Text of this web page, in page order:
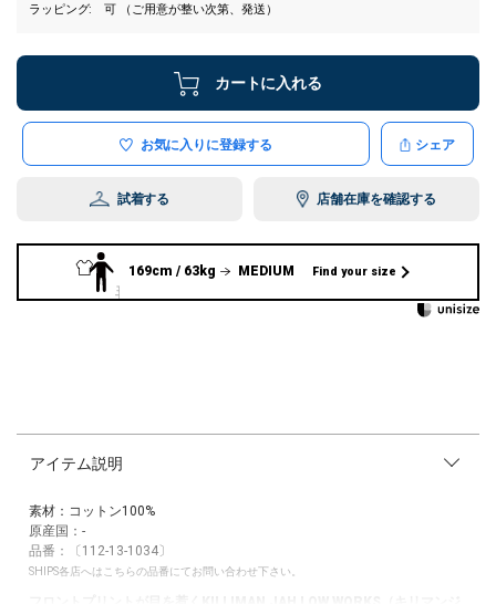
ラッピング
可 （ご用意が整い次第、発送）
カートに入れる
お気に入りに登録する シェア
試着する 店舗在庫を確認する
169cm / 63kg MEDIUM Find your size
アイテム説明
素材：コットン100%
原産国：-
品番：〔112-13-1034〕
SHIPS各店へはこちらの品番にてお問い合わせ下さい。